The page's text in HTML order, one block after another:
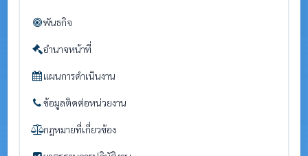
พันธกิจ
อำนาจหน้าที่
แผนการดำเนินงาน
ข้อมูลติดต่อหน่วยงาน
กฎหมายที่เกี่ยวข้อง